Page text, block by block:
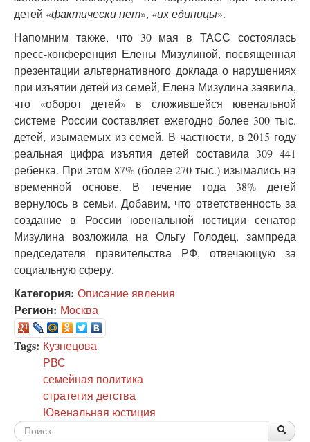
детей «фактически нет», «их единицы».
Напомним также, что 30 мая в ТАСС состоялась
пресс-конференция Елены Мизулиной, посвященная
презентации альтернативного доклада о нарушениях
при изъятии детей из семей, Елена Мизулина заявила,
что «оборот детей» в сложившейся ювенальной
системе России составляет ежегодно более 300 тыс.
детей, изымаемых из семей. В частности, в 2015 году
реальная цифра изъятия детей составила 309 441
ребенка. При этом 87% (более 270 тыс.) изымались на
временной основе. В течение года 38% детей
вернулось в семьи. Добавим, что ответственность за
создание в России ювенальной юстиции сенатор
Мизулина возложила на Ольгу Голодец, зампреда
председателя правительства РФ, отвечающую за
социальную сферу.
Категория: Описание явления
Регион: Москва
Tags: Кузнецова
РВС
семейная политика
стратегия детства
Ювенальная юстиция
Форма